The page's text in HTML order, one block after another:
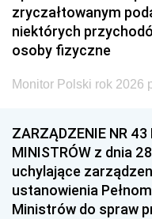
zryczałtowanym
niektórych
osoby fizyczne
Monitor Polski rok 2026
ZARZĄDZENIE NR 43
MINISTRÓW z dnia
uchylające
ustanowienia
Ministrów do spraw